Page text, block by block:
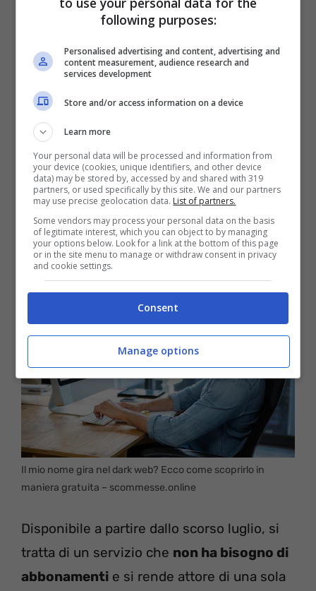
maniera totalmente gratuitaGoogle
vedere come funziona.
Il mio nome gira nel dark web? Ecco come scoprirlo in
maniera gratuita – scommesse.online
Disponibile a partire dallo scorso luglio, si
tratta di un servizio che non ha bisogno di
abbonamenti e si rende attore di una sola
following purposes:
Personalised advertising and content, advertising and
content measurement, audience research and
services development
Store and/or access information on a device
Learn more
Your personal data will be processed and information from
your device (cookies, unique identifiers, and other device
data) may be stored by, accessed by and shared with 319
partners, or used specifically by this site. We and our partners
may use precise geolocation data. List of partners.
Some vendors may process your personal data on the basis
of legitimate interest, which you can object to by managing
your options below. Look for a link at the bottom of this page
or in the site menu to manage or withdraw consent in privacy
and cookie settings.
Consent
Manage options